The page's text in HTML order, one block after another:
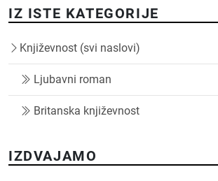
IZ ISTE KATEGORIJE
Književnost (svi naslovi)
Ljubavni roman
Britanska književnost
IZDVAJAMO